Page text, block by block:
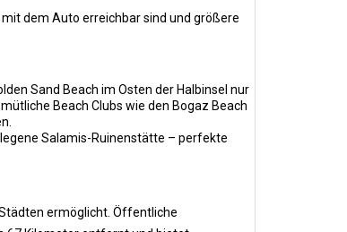
dem Auto erreichbar sind und größere
Sand Beach im Osten der Halbinsel nur
Beach Clubs wie den Bogaz Beach
Salamis-Ruinenstätte – perfekte
ermöglicht. Öffentliche